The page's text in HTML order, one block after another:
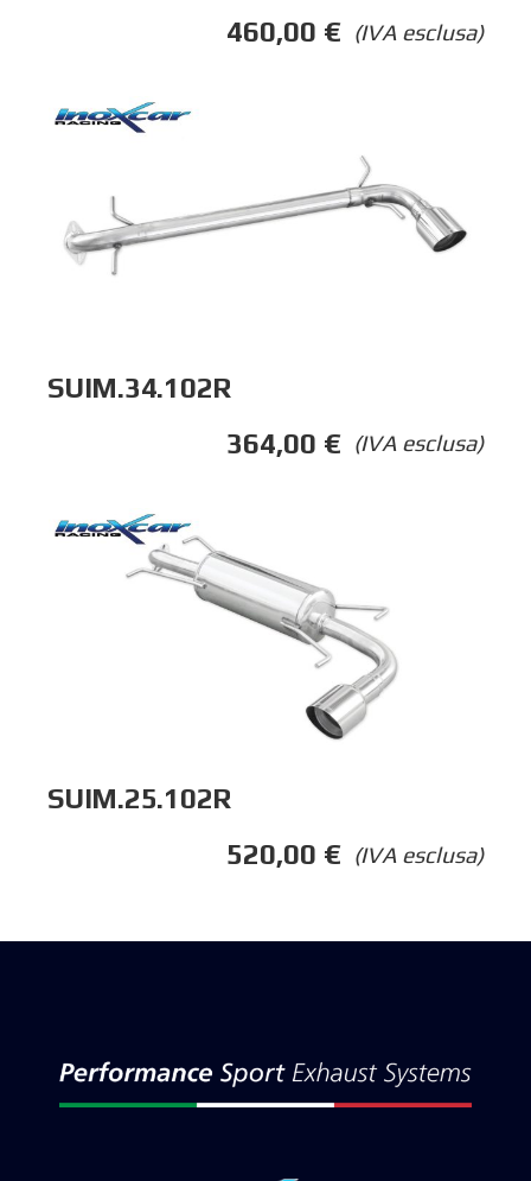
(IVA esclusa)
460,00 €
SUIM.34.102R
(IVA esclusa)
364,00 €
SUIM.25.102R
(IVA esclusa)
520,00 €